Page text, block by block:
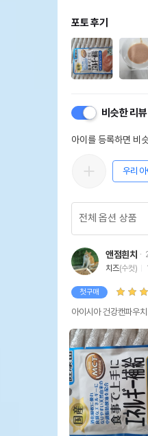
포토 후기
비슷한 리뷰
아이를 등록하면 비
우리
앤점흰치
치즈(수컷)
첫구매
아이시아 건강캔파우